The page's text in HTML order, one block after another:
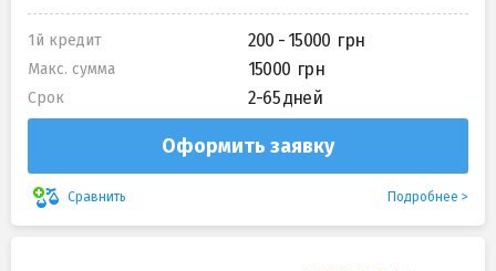
1й кредит 200 - 15000
Макс. сумма 15000
Срок 2-65 дней
Оформить заявку
Сравнить Подробнее